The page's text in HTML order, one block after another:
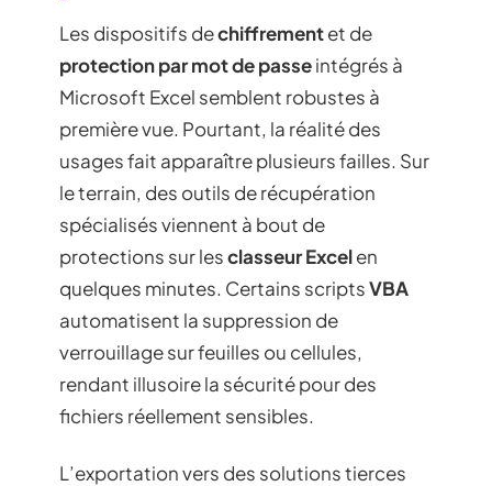
Les dispositifs dechiffrementet de
protection par mot de passeintégrés à
Microsoft Excel semblent robustes à
première vue. Pourtant, la réalité des
usages fait apparaître plusieurs failles. Sur
le terrain, des outils de récupération
spécialisés viennent à bout de
protections sur lesclasseur Excelen
quelques minutes. Certains scriptsVBA
automatisent la suppression de
verrouillage sur feuilles ou cellules,
rendant illusoire la sécurité pour des
fichiers réellement sensibles.
L’exportation vers des solutions tierces